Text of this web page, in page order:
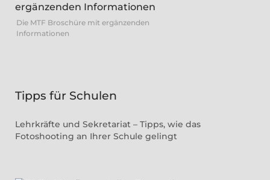
Die MTF Broschüre mit ergänzenden
Informationen
Tipps für Schulen
Lehrkräfte und Sekretariat – Tipps, wie das
Fotoshooting an Ihrer Schule gelingt